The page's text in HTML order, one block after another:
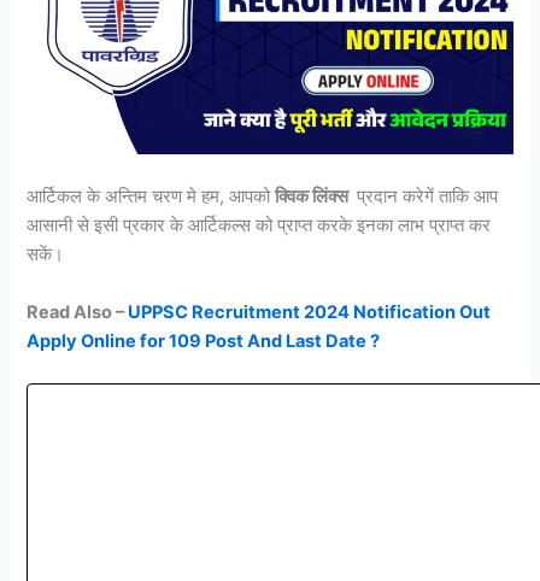
आर्टिकल के अन्तिम चरण मे हम, आपकोक्विक लिंक्स प्रदान करेगें ताकि आप
आसानी से इसी प्रकार के आर्टिकल्स को प्राप्त करके इनका लाभ प्राप्त कर
सकें।
Read Also –UPPSC Recruitment 2024 Notification Out
Apply Online for 109 Post And Last Date ?